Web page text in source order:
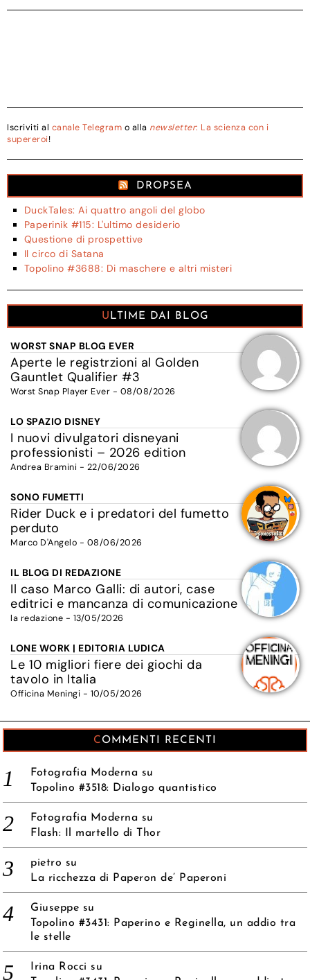
Iscriviti al canale Telegram o alla newsletter: La scienza con i
supereroi!
DROPSEA
DuckTales: Ai quattro angoli del globo
Paperinik #115: L'ultimo desiderio
Questione di prospettive
Il circo di Satana
Topolino #3688: Di maschere e altri misteri
ULTIME DAI BLOG
WORST SNAP BLOG EVER
Aperte le registrzioni al Golden
Gauntlet Qualifier #3
Worst Snap Player Ever - 08/08/2026
LO SPAZIO DISNEY
I nuovi divulgatori disneyani
professionisti – 2026 edition
Andrea Bramini - 22/06/2026
SONO FUMETTI
Rider Duck e i predatori del fumetto
perduto
Marco D'Angelo - 08/06/2026
IL BLOG DI REDAZIONE
Il caso Marco Galli: di autori, case
editrici e mancanza di comunicazione
la redazione - 13/05/2026
LONE WORK | EDITORIA LUDICA
Le 10 migliori fiere dei giochi da
tavolo in Italia
Officina Meningi - 10/05/2026
COMMENTI RECENTI
Fotografia Moderna su
Topolino #3518: Dialogo quantistico
Fotografia Moderna su
Flash: Il martello di Thor
pietro su
La ricchezza di Paperon de’ Paperoni
Giuseppe su
Topolino #3431: Paperino e Reginella, un addio tra
le stelle
Irina Rocci su